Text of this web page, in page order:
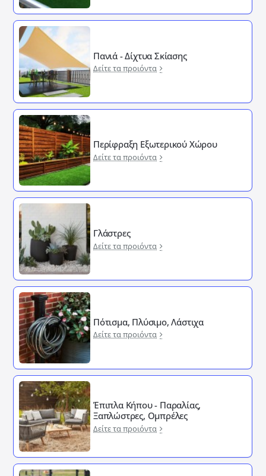
Πανιά - Δίχτυα Σκίασης
Δείτε τα προιόντα
Περίφραξη Εξωτερικού Χώρου
Δείτε τα προιόντα
Γλάστρες
Δείτε τα προιόντα
Πότισμα, Πλύσιμο, Λάστιχα
Δείτε τα προιόντα
Έπιπλα Κήπου - Παραλίας,
Ξαπλώστρες, Ομπρέλες
Δείτε τα προιόντα